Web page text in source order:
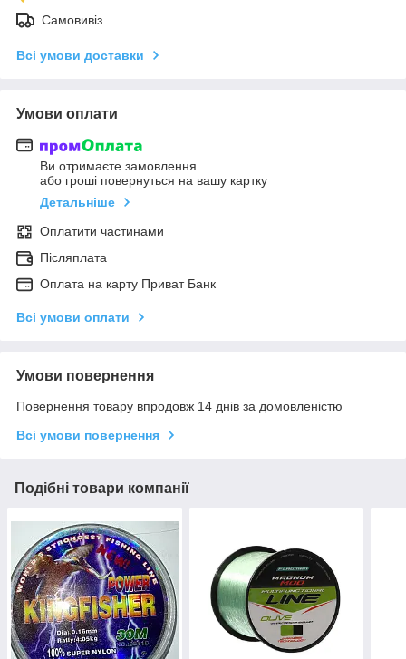
Самовивіз
Всі умови доставки
Умови оплати
Ви отримаєте замовлення
або гроші повернуться на вашу картку
Детальніше
Оплатити частинами
Післяплата
Оплата на карту Приват Банк
Всі умови оплати
Умови повернення
Повернення товару впродовж 14 днів за домовленістю
Всі умови повернення
Подібні товари компанії